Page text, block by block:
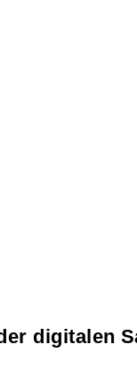
digitalen